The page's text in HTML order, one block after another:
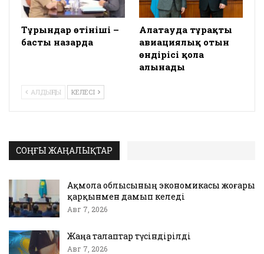
Тұрғындар өтініші –
басты назарда
Алатауда тұрақты
авиациялық отын
өндірісі қолға
алынады
АЛДЫҢҒЫ КЕЛЕСІ
СОҢҒЫ ЖАҢАЛЫҚТАР
Ақмола облысының экономикасы жоғары
қарқынмен дамып келеді
Авг 7, 2026
Жаңа талаптар түсіндірілді
Авг 7, 2026